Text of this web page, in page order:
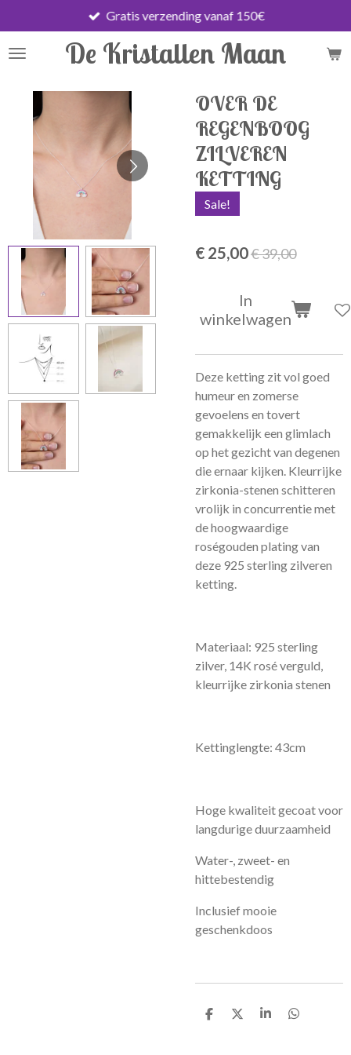
direct
naar
hoofdinhoud
De Kristallen Maan
Gratis verzending vanaf 150€
OVER DE
REGENBOOG
ZILVEREN
KETTING
Sale!
€ 25,00€ 39,00
In
winkelwagen
Deze ketting zit vol goed
humeur en zomerse
gevoelens en tovert
gemakkelijk een glimlach
op het gezicht van degenen
die ernaar kijken. Kleurrijke
zirkonia-stenen schitteren
vrolijk in concurrentie met
de hoogwaardige
roségouden plating van
deze 925 sterling zilveren
ketting.
Materiaal: 925 sterling
zilver, 14K rosé verguld,
kleurrijke zirkonia stenen
Kettinglengte: 43cm
Hoge kwaliteit gecoat voor
langdurige duurzaamheid
Water-, zweet- en
hittebestendig
Inclusief mooie
geschenkdoos
D
D
S
D